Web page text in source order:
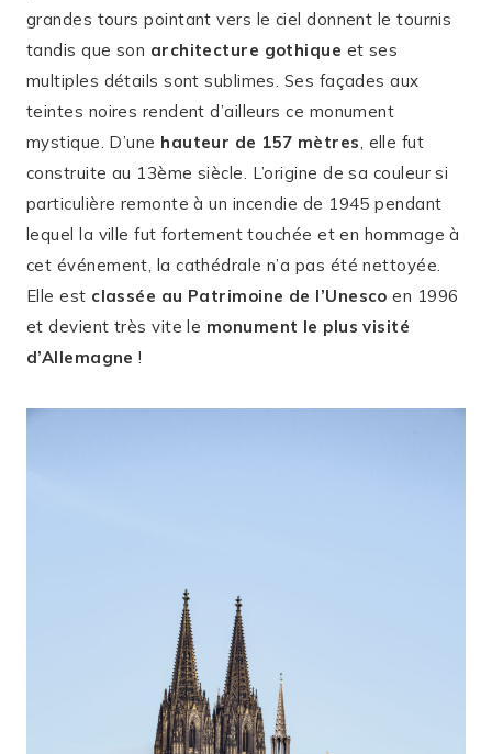
grandes tours pointant vers le ciel donnent le tournis
tandis que son architecture gothique et ses
multiples détails sont sublimes. Ses façades aux
teintes noires rendent d’ailleurs ce monument
mystique. D’une hauteur de 157 mètres , elle fut
construite au 13ème siècle. L’origine de sa couleur si
particulière remonte à un incendie de 1945 pendant
lequel la ville fut fortement touchée et en hommage à
cet événement, la cathédrale n’a pas été nettoyée.
Elle est classée au Patrimoine de l’Unesco en 1996
et devient très vite le monument le plus visité
d’Allemagne !